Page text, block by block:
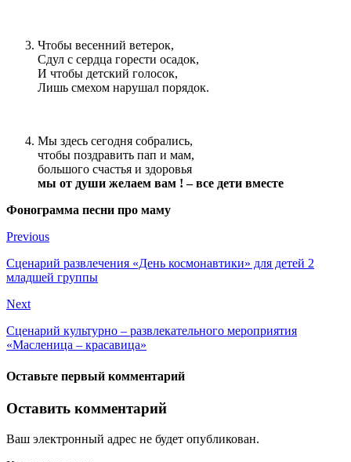
Чтобы весенний ветерок,
Сдул с сердца горести осадок,
И чтобы детский голосок,
Лишь смехом нарушал порядок.
Мы здесь сегодня собрались,
чтобы поздравить пап и мам,
большого счастья и здоровья
мы от души желаем вам ! – все дети вместе
Фонограмма песни про маму
Previous
Сценарий развлечения «День космонавтики» для детей 2
младшей группы
Next
Сценарий культурно – развлекательного мероприятия
«Масленица – красавица»
Оставьте первый комментарий
Оставить комментарий
Ваш электронный адрес не будет опубликован.